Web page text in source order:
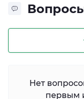
Нет
первым